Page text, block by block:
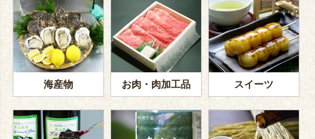
海産物 お肉・肉加工品 スイーツ